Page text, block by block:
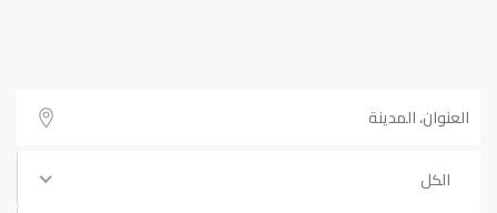
الكل